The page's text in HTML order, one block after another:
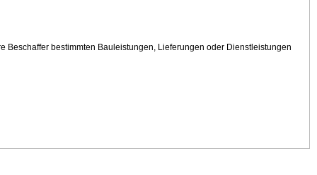
bestimmten Bauleistungen, Lieferungen oder Dienstleistungen